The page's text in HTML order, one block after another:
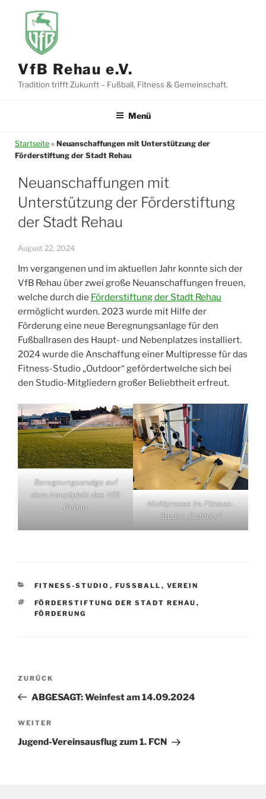
springen
VfB Rehau e.V.
Tradition trifft Zukunft – Fußball, Fitness & Gemeinschaft.
Menü
Startseite » Neuanschaffungen mit Unterstützung der
Förderstiftung der Stadt Rehau
Neuanschaffungen mit
Unterstützung der Förderstiftung
der Stadt Rehau
August 22, 2024
Im vergangenen und im aktuellen Jahr konnte sich der
VfB Rehau über zwei große Neuanschaffungen freuen,
welche durch die Förderstiftung der Stadt Rehau
ermöglicht wurden. 2023 wurde mit Hilfe der
Förderung eine neue Beregnungsanlage für den
Fußballrasen des Haupt- und Nebenplatzes installiert.
2024 wurde die Anschaffung einer Multipresse für das
Fitness-Studio „Outdoor“ gefördertwelche sich bei
den Studio-Mitgliedern großer Beliebtheit erfreut.
Beregnungsanalge auf
dem Hauptplatz des VfB
Rehau
Multipresse im Fitness-
Studio „Outdoor“
KATEGORIEN
FITNESS-STUDIO , FUSSBALL , VEREIN
SCHLAGWÖRTER
FÖRDERSTIFTUNG DER STADT REHAU ,
FÖRDERUNG
Beitragsnavigation
Vorheriger
Beitrag
ZURÜCK
ABGESAGT: Weinfest am 14.09.2024
Nächster
Beitrag
WEITER
Jugend-Vereinsausflug zum 1. FCN